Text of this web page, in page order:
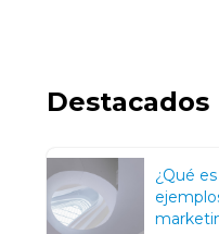
Destacados
¿Qué